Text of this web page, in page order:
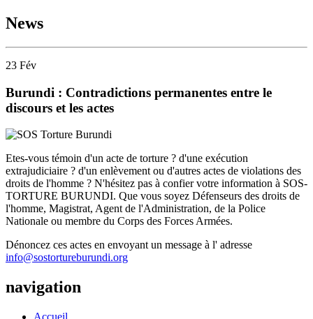
News
23 Fév
Burundi : Contradictions permanentes entre le
discours et les actes
Etes-vous témoin d'un acte de torture ? d'une exécution
extrajudiciaire ? d'un enlèvement ou d'autres actes de violations des
droits de l'homme ? N'hésitez pas à confier votre information à SOS-
TORTURE BURUNDI. Que vous soyez Défenseurs des droits de
l'homme, Magistrat, Agent de l'Administration, de la Police
Nationale ou membre du Corps des Forces Armées.
Dénoncez ces actes en envoyant un message à l' adresse
info@sostortureburundi.org
navigation
Accueil